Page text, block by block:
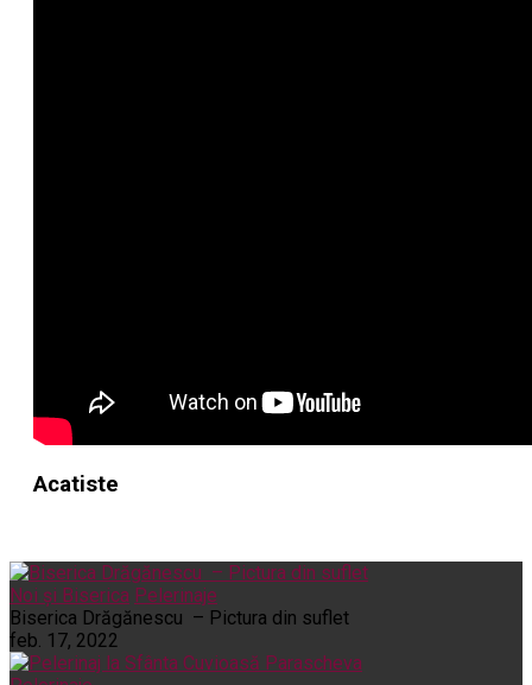
Acatiste
Noi și Biserica Pelerinaje
Biserica Drăgănescu – Pictura din suflet
feb. 17, 2022